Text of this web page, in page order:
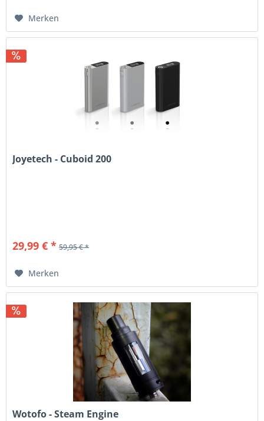
Merken
Joyetech - Cuboid 200
29,99 € * 59,95 € *
Merken
Wotofo - Steam Engine